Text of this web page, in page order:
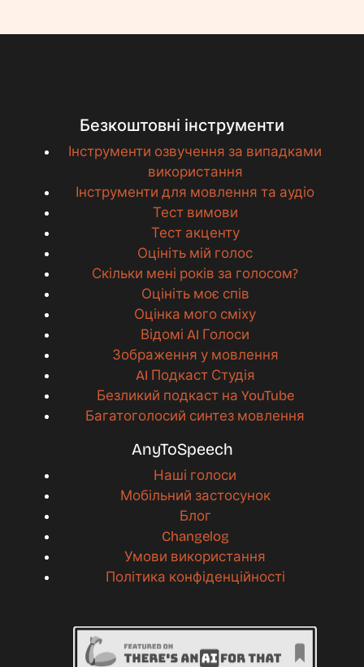
Безкоштовні інструменти
Інструменти озвучення за випадками
використання
Інструменти для мовлення та аудіо
Тест вимови
Тест акценту
Оцініть мій голос
Скільки мені років за голосом?
Оцініть моє спів
Оцінка мого сміху
Відомі AI Голоси
Зображення у мовлення
AI Подкаст Студія
Безликий подкаст на YouTube
Багатоголосий синтез мовлення
AnyToSpeech
Наші голоси
Мобільний застосунок
Блог
Changelog
Умови використання
Політика конфіденційності